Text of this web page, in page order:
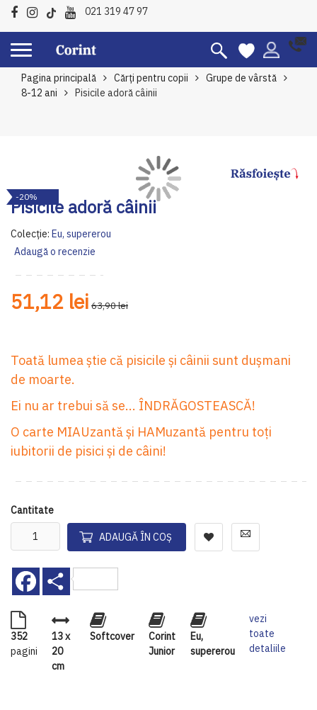
021 319 47 97
Pagina principală Cărți pentru copii
Grupe de vârstă
8-12 ani
Pisicile adoră câinii
Pisicile adoră câinii
Colecție: Eu, supererou
Adaugă o recenzie
51,12 lei 63,90 lei
Toată lumea știe că pisicile și câinii sunt dușmani
de moarte.
Ei nu ar trebui să se... ÎNDRĂGOSTEASCĂ!
O carte MIAUzantă și HAMuzantă pentru toți
iubitorii de pisici și de câini!
Cantitate
ADAUGĂ ÎN COȘ
Facebook
352
pagini
13 x
20
cm
Softcover
Corint
Junior
Eu,
supererou
vezi
toate
detaliile
to
the
end
of
the
images
-20%